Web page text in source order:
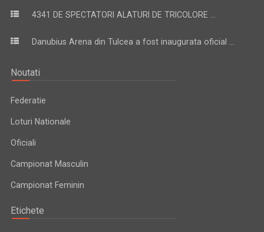
4341 DE SPECTATORI ALATURI DE TRICOLORE ...
Danubius Arena din Tulcea a fost inaugurata oficial ...
Noutati
Federatie
Loturi Nationale
Oficiali
Campionat Masculin
Campionat Feminin
Etichete